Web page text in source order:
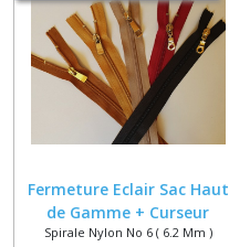
Fermeture Eclair Sac Haut
de Gamme + Curseur
Massif Glacé Finition Doré
Spirale Nylon No 6 ( 6.2 Mm )